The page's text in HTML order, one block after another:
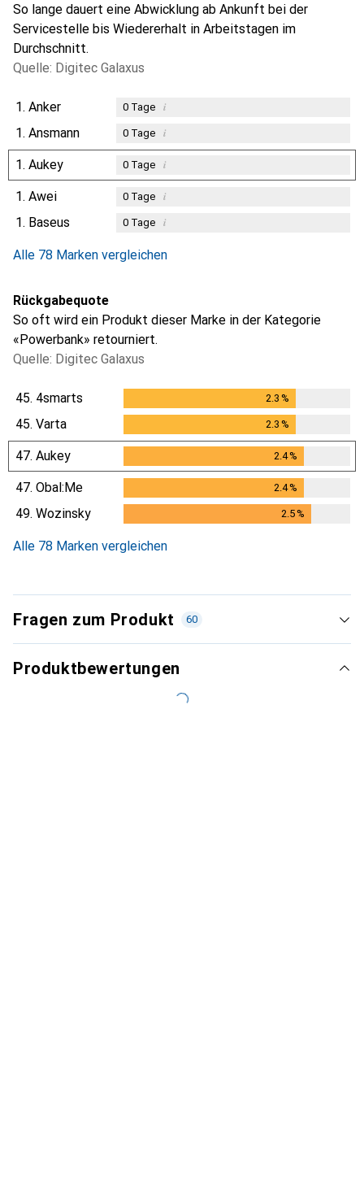
So lange dauert eine Abwicklung ab Ankunft bei der
Servicestelle bis Wiedererhalt in Arbeitstagen im
Durchschnitt.
Quelle: Digitec Galaxus
1. Anker 0Tage i
1. Ansmann 0Tage i
1. Aukey 0Tage i
1. Awei 0Tage i
1. Baseus 0Tage i
Alle 78 Marken vergleichen
Rückgabequote
So oft wird ein Produkt dieser Marke in der Kategorie
«Powerbank» retourniert.
Quelle: Digitec Galaxus
45. 4smarts 2.3 %
45. Varta 2.3 %
47. Aukey 2.4%
47. Obal:Me 2.4%
49. Wozinsky 2.5%
Alle 78 Marken vergleichen
Fragen zum Produkt 60
Produktbewertungen